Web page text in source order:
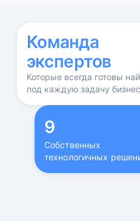
Команда
экспертов
Которые всегда готовы
под каждую задачу
9
Собственных
технологичных